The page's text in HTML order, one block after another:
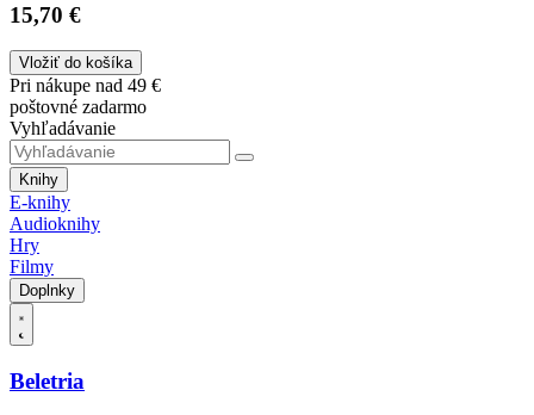
15,70 €
Vložiť do košíka
Pri nákupe nad 49 €
poštovné zadarmo
Vyhľadávanie
Knihy
E-knihy
Audioknihy
Hry
Filmy
Doplnky
Beletria